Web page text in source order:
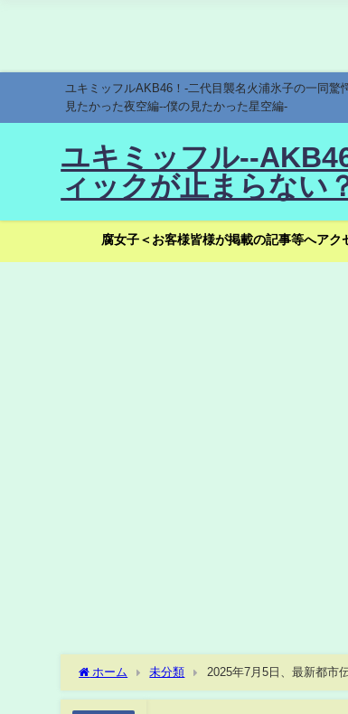
ユキミッフルAKB46！-二代目襲名火浦氷子の一同
見たかった夜空編--僕の見たかった星空編-
ユキミッフル--
ィックが止まらない
腐女子＜お客様皆様が掲載の記事等へア
ホーム 未分類 2025年7月5日、最新都市